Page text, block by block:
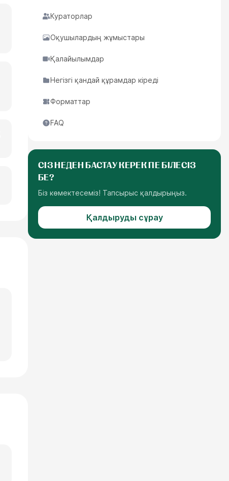
Кураторлар
Оқушылардың жұмыстары
Қалайылымдар
Негізгі қандай құрамдар кіреді
Форматтар
FAQ
СІЗ НЕДЕН БАСТАУ КЕРЕК ПЕ БІЛЕСІЗ
БЕ?
Біз көмектесеміз! Тапсырыс қалдырыңыз.
Қалдыруды сұрау